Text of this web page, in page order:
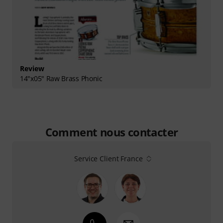
Review
14"x05" Raw Brass Phonic
Comment nous contacter
Service Client France